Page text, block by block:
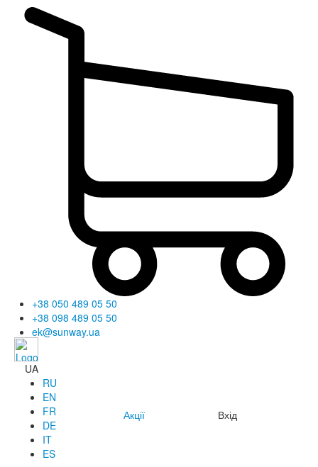
+38 050 489 05 50
+38 098 489 05 50
ek@sunway.ua
UA
RU
EN
FR
DE
IT
ES
Акції Вхід